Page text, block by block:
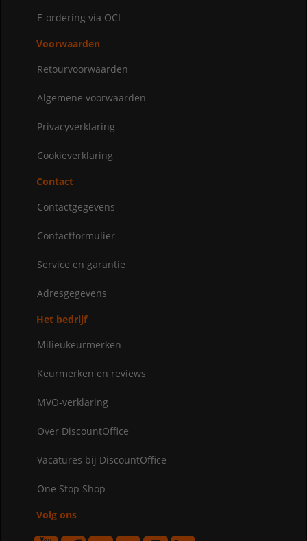
E-ordering via OCI
Voorwaarden
Retourvoorwaarden
Algemene voorwaarden
Privacyverklaring
Cookieverklaring
Contact
Contactgegevens
Contactformulier
Service en garantie
Adresgegevens
Het bedrijf
Milieukeurmerken
Keurmerken en reviews
MVO-verklaring
Over DiscountOffice
Vacatures bij DiscountOffice
One Stop Shop
Volg ons